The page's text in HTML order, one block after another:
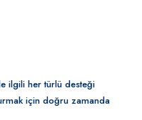
ilgili her türlü desteği
için doğru zamanda